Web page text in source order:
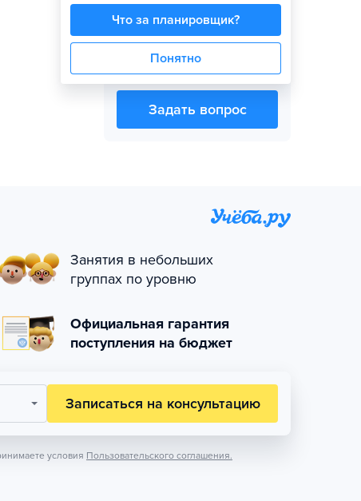
Что за планировщик?
Понятно
Кристина Белова
Задать вопрос
Занятия в небольших
группах по уровню
Официальная гарантия
поступления на бюджет
Записаться на консультацию
условия Пользовательского соглашения.